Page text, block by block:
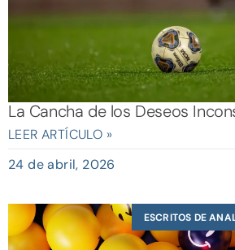
La Cancha de los Deseos
LEER ARTÍCULO »
24 de abril, 2026
ESCRITOS DE